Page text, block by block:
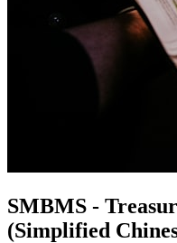
SMBMS -
(Simplified